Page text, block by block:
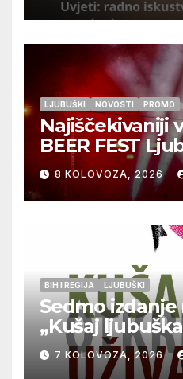
LJUBUŠKI NOVOSTI PROMO
Najiščekivaniji
BEER FEST
9.kolovoza
8 KOLOVOZA, 2026
BIH I REGIJA LJUBUŠKI
Sedmo
„Kušaj
vrhunska vina,
glazbu
7 KOLOVOZA, 2026